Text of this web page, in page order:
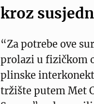
kroz
“Za potrebe ove
prolazi u fizičkom
plinske
tržište putem Met